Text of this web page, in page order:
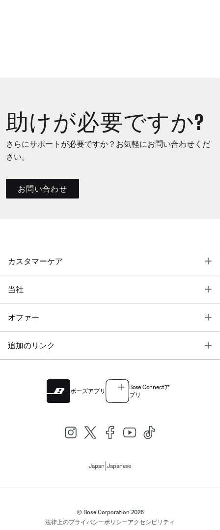
助けが必要ですか?
さらにサポートが必要ですか？お気軽にお問い合わせくだ
さい。
お問い合わせ
カスタマーケア
当社
オファー
追加のリンク
ボーズアプリ
Bose Connectア
プリ
Japan Japanese
© Bose Corporation 2026
法律上のプライバシーポリシーアクセシビリティ